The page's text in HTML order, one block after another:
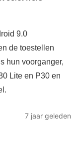
9.0
de toestellen
hun voorganger,
Lite en P30 en
7 jaar geleden